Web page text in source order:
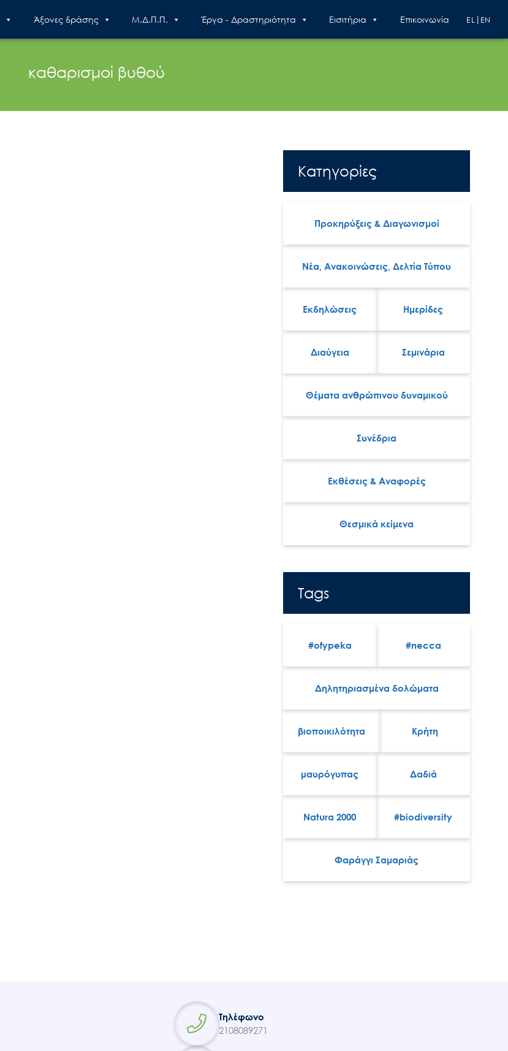
Άξονες δράσης Μ.Δ.Π.Π. Έργα - Δραστηριότητα Εισιτήρια Επικοινωνία EN
EL
καθαρισμοί βυθού
Κατηγορίες
Προκηρύξεις & Διαγωνισμοί
Νέα, Ανακοινώσεις, Δελτία Τύπου
Εκδηλώσεις Ημερίδες
Διαύγεια Σεμινάρια
Θέματα ανθρώπινου δυναμικού
Συνέδρια
Εκθέσεις & Αναφορές
Θεσμικά κείμενα
Tags
#ofypeka #necca
Δηλητηριασμένα δολώματα
βιοποικιλότητα Κρήτη
μαυρόγυπας Δαδιά
Natura 2000 #biodiversity
Φαράγγι Σαμαριάς
Τηλέφωνο
2108089271